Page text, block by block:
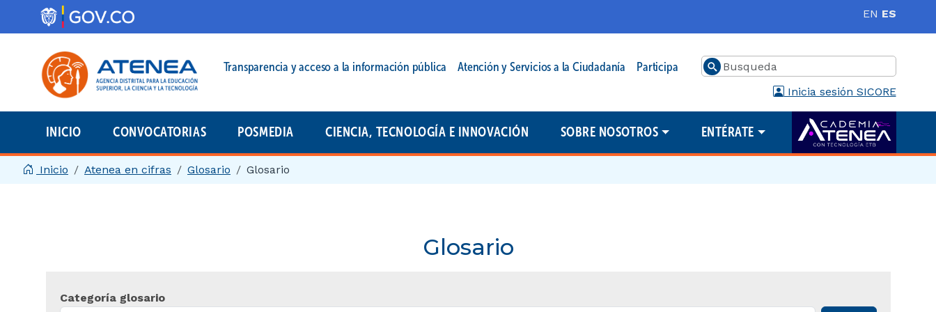
Pasar al contenido principal EN ES
Transparencia y acceso a la información pública Atención y Servicios a la Ciudadanía Participa Buscar
Inicia sesión SICORE
Menú principal | 2025
INICIO CONVOCATORIAS POSMEDIA CIENCIA, TECNOLOGÍA E INNOVACIÓN SOBRE NOSOTROS ENTÉRATE
Inicio Atenea en cifras Glosario Glosario
Glosario
Categoría glosario